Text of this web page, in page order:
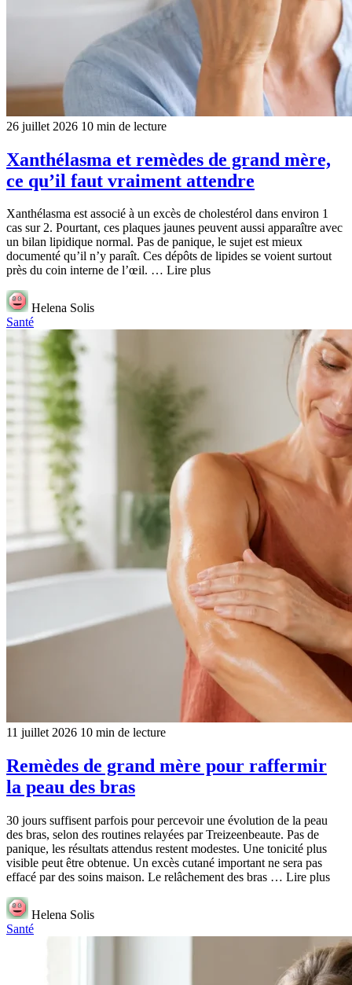
26 juillet 2026 10 min de lecture
Xanthélasma et remèdes de grand mère,
ce qu’il faut vraiment attendre
Xanthélasma est associé à un excès de cholestérol dans environ 1
cas sur 2. Pourtant, ces plaques jaunes peuvent aussi apparaître avec
un bilan lipidique normal. Pas de panique, le sujet est mieux
documenté qu’il n’y paraît. Ces dépôts de lipides se voient surtout
près du coin interne de l’œil. … Lire plus
Helena Solis
Santé
11 juillet 2026 10 min de lecture
Remèdes de grand mère pour raffermir
la peau des bras
30 jours suffisent parfois pour percevoir une évolution de la peau
des bras, selon des routines relayées par Treizeenbeaute. Pas de
panique, les résultats attendus restent modestes. Une tonicité plus
visible peut être obtenue. Un excès cutané important ne sera pas
effacé par des soins maison. Le relâchement des bras … Lire plus
Helena Solis
Santé